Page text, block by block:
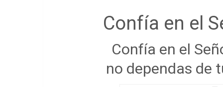
Confía en el
Confía en el
no dependas de